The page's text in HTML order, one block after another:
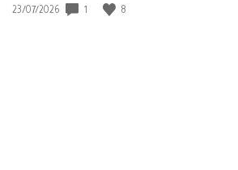
Fecha
23/07/2026 1 8